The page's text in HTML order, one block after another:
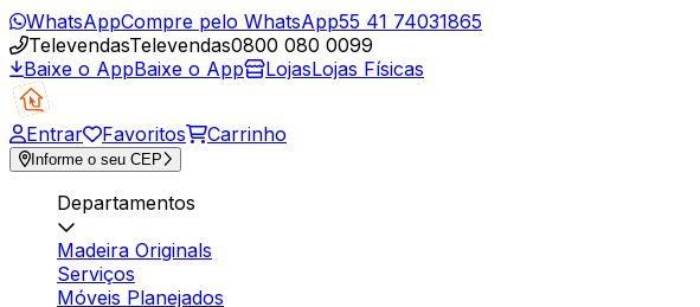
WhatsAppCompre pelo WhatsApp55 41 74031865
TelevendasTelevendas0800 080 0099
Baixe o AppBaixe o App LojasLojas Físicas
Entrar Favoritos Carrinho
Informe o seu CEP
Departamentos
Madeira Originals
Serviços
Móveis Planejados